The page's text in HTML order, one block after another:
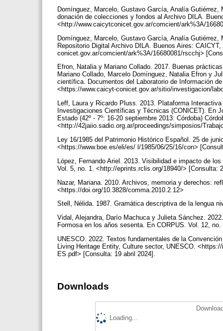
Domínguez, Marcelo, Gustavo García, Analía
donación de colecciones y fondos al Archivo DILA.
<http://www.caicytconicet.gov.ar/comcient/ark%3A/
Domínguez, Marcelo, Gustavo García, Analía
Repositorio Digital Archivo DILA. Buenos Aires:
conicet.gov.ar/comcient/ark%3A/16680081/rscchj>
Efron, Natalia y Mariano Collado. 2017. Buenas
Mariano Collado, Marcelo Domínguez, Natalia Efron y
científica. Documentos del Laboratorio de Información
<https://www.caicyt-conicet.gov.ar/sitio/investigacion/
Leff, Laura y Ricardo Pluss. 2013. Plataforma
Investigaciones Científicas y Técnicas (CONICET). En
Estado (42º - 7º: 16-20 septiembre 2013: Córdoba)
<http://42jaiio.sadio.org.ar/proceedings/simposios/
Ley 16/1985 del Patrimonio Histórico Español. 25 de
<https://www.boe.es/eli/es/ l/1985/06/25/16/con>
López, Fernando Ariel. 2013. Visibilidad e impacto de
Vol. 5, no. 1. <http://eprints.rclis.org/18940/> [Consulta:
Nazar, Mariana. 2010. Archivos, memoria y derechos:
<https://doi.org/10.3828/comma.2010.2.12>
Stell, Nélida. 1987. Gramática descriptiva de la lengua
Vidal, Alejandra, Darío Machuca y Julieta Sánchez.
Formosa en los años sesenta. En CORPUS. Vol. 12,
UNESCO. 2022. Textos fundamentales de la
Living Heritage Entity, Culture sector, UNESCO.
ES.pdf> [Consulta: 19 abril 2024].
Downloads
Loading...